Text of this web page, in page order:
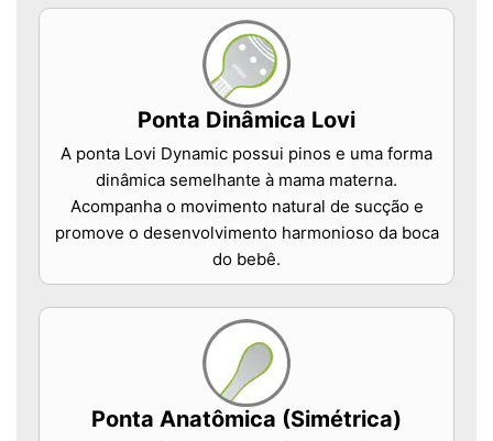
Ponta Dinâmica Lovi
A ponta Lovi Dynamic possui pinos e uma forma
dinâmica semelhante à mama materna.
Acompanha o movimento natural de sucção e
promove o desenvolvimento harmonioso da boca
do bebê.
Ponta Anatômica (Simétrica)